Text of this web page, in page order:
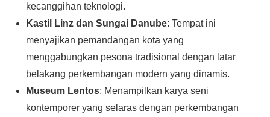
kecanggihan teknologi.
Kastil Linz dan Sungai Danube: Tempat ini
menyajikan pemandangan kota yang
menggabungkan pesona tradisional dengan latar
belakang perkembangan modern yang dinamis.
Museum Lentos: Menampilkan karya seni
kontemporer yang selaras dengan perkembangan